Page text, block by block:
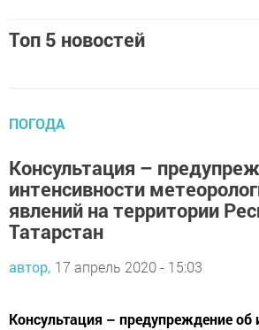
Топ 5 новостей
ПОГОДА
Консультация –
интенсивности
явлений на территории
Татарстан
автор, 17 апрель 2020 - 15:03
Консультация – предупреждение об